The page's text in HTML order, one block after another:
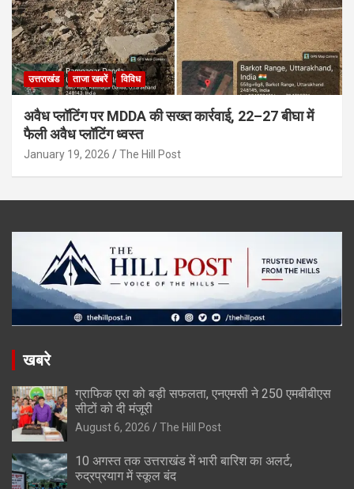
उत्तराखंड ताजा खबरें विविध
अवैध प्लॉटिंग पर MDDA की सख्त कार्रवाई, 22–27 बीघा में
फैली अवैध प्लॉटिंग ध्वस्त
January 19, 2026 The Hill Post
खबरे
ग्राफिक एरा को बड़ी सफलता, एनएमसी ने 250 एमबीबीएस
सीटों को दी मंजूरी
August 6, 2026 The Hill Post
10 अगस्त तक उत्तराखंड में भारी बारिश का अलर्ट,
रुद्रप्रयाग में स्कूल बंद